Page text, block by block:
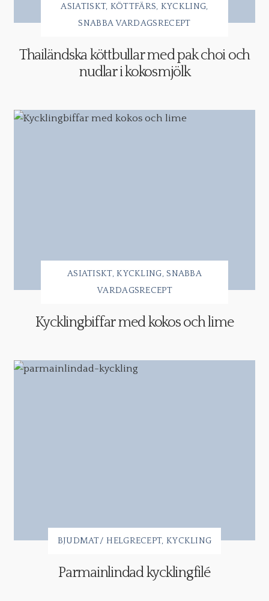
ASIATISKT KÖTTFÄRS KYCKLING
SNABBA VARDAGSRECEPT
Thailändska köttbullar med pak choi och
nudlar i kokosmjölk
ASIATISKT KYCKLING SNABBA
VARDAGSRECEPT
Kycklingbiffar med kokos och lime
BJUDMAT/ HELGRECEPT KYCKLING
Parmainlindad kycklingfilé